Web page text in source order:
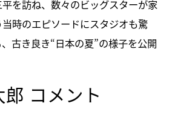
を訪ね、数々のビッグスターが家
時のエピソードにスタジオも驚
古き良き“日本の夏”の様子を公開
コメント